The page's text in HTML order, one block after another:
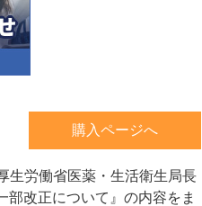
購入ページへ
生労働省医薬・生活衛生局長
改正について』の内容をま